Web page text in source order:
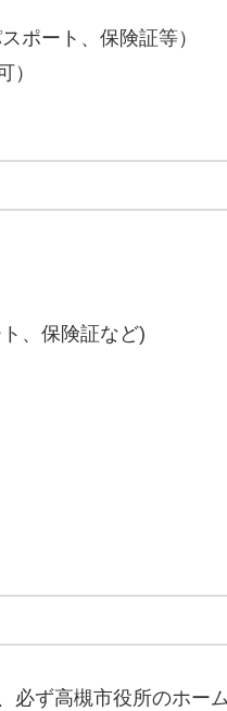
ポート、保険証等）
）
、保険証など)
必ず高槻市役所のホー